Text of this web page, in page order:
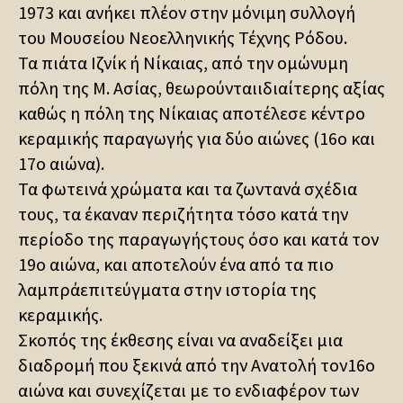
1973 και ανήκει πλέον στην μόνιμη συλλογή
του Μουσείου Νεοελληνικής Τέχνης Ρόδου.
Τα πιάτα Ιζνίκ ή Νίκαιας, από την ομώνυμη
πόλη της Μ. Ασίας, θεωρούνταιιδιαίτερης αξίας
καθώς η πόλη της Νίκαιας αποτέλεσε κέντρο
κεραμικής παραγωγής για δύο αιώνες (16ο και
17ο αιώνα).
Τα φωτεινά χρώματα και τα ζωντανά σχέδια
τους, τα έκαναν περιζήτητα τόσο κατά την
περίοδο της παραγωγήςτους όσο και κατά τον
19ο αιώνα, και αποτελούν ένα από τα πιο
λαμπράεπιτεύγματα στην ιστορία της
κεραμικής.
Σκοπός της έκθεσης είναι να αναδείξει μια
διαδρομή που ξεκινά από την Ανατολή τον16ο
αιώνα και συνεχίζεται με το ενδιαφέρον των